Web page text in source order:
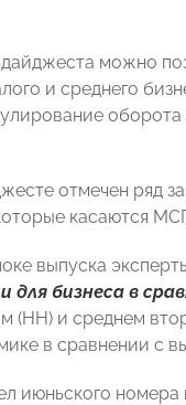
можно
и среднего
отмечен ряд
касаются
выпуска
для бизнеса в
(НН) и среднем
в сравнении с
июньского